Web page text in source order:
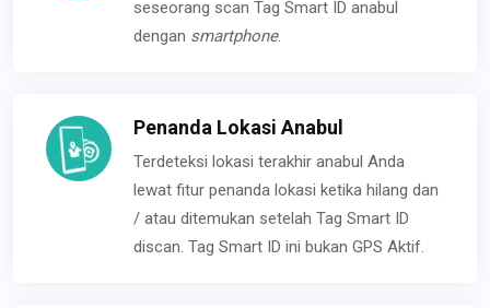
seseorang scan Tag Smart ID anabul
dengan smartphone.
Penanda Lokasi Anabul
Terdeteksi lokasi terakhir anabul Anda
lewat fitur penanda lokasi ketika hilang dan
/ atau ditemukan setelah Tag Smart ID
discan. Tag Smart ID ini bukan GPS Aktif.